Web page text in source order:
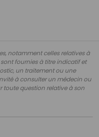
notamment celles relatives à
fournies à titre indicatif et
un traitement ou une
à consulter un médecin ou
toute question relative à son